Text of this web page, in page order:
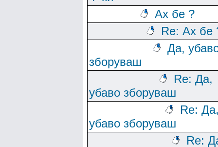
Ах бе ?
Re: Ах бе
Да,
зборуваш
Re: Да,
убаво зборуваш
Re:
убаво зборуваш
Re: